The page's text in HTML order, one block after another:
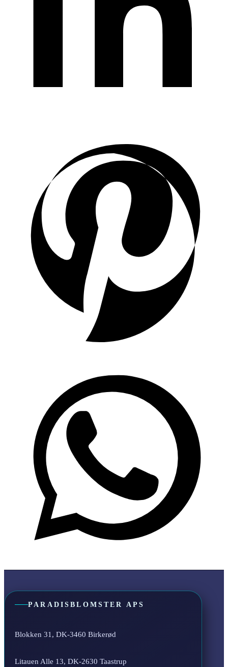
PARADISBLOMSTER APS
Blokken 31, DK-3460 Birkerød
Litauen Alle 13, DK-2630 Taastrup